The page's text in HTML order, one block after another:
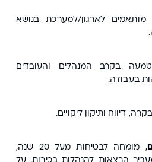
מותאמים לארגון/למערכת בנושא
בקרב המנהלים והעובדים
בעבודה.
דיווח ותיקון ליקויים.
,
מומחה לבטיחות מעל 20 שנה,